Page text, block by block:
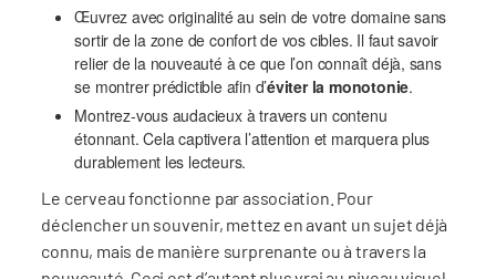
Œuvrez avec originalité au sein de votre domaine sans
sortir de la zone de confort de vos cibles. Il faut savoir
relier de la nouveauté à ce que l’on connaît déjà, sans
se montrer prédictible afin d’éviter la monotonie.
Montrez-vous audacieux à travers un contenu
étonnant. Cela captivera l’attention et marquera plus
durablement les lecteurs.
Le cerveau fonctionne par association. Pour
déclencher un souvenir, mettez en avant un sujet déjà
connu, mais de manière surprenante ou à travers la